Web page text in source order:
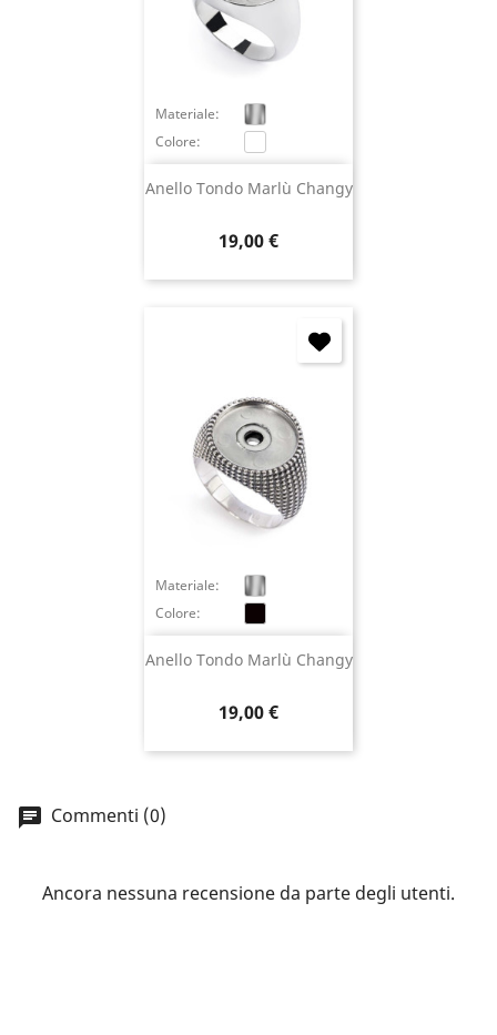
Anello Tondo Marlù Changy
Prezzo
19,00 €
Materiale:
Colore:
Anello Tondo Marlù Changy
Prezzo
19,00 €
Materiale:
Colore:
Commenti (0)
Ancora nessuna recensione da parte degli utenti.